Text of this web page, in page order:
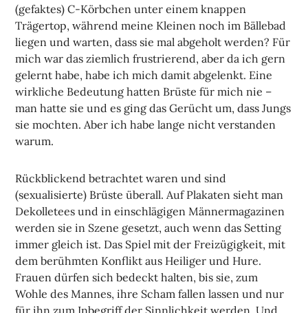
(gefaktes) C-Körbchen unter einem knappen
Trägertop, während meine Kleinen noch im Bällebad
liegen und warten, dass sie mal abgeholt werden? Für
mich war das ziemlich frustrierend, aber da ich gern
gelernt habe, habe ich mich damit abgelenkt. Eine
wirkliche Bedeutung hatten Brüste für mich nie –
man hatte sie und es ging das Gerücht um, dass Jungs
sie mochten. Aber ich habe lange nicht verstanden
warum.
Rückblickend betrachtet waren und sind
(sexualisierte) Brüste überall. Auf Plakaten sieht man
Dekolletees und in einschlägigen Männermagazinen
werden sie in Szene gesetzt, auch wenn das Setting
immer gleich ist. Das Spiel mit der Freizügigkeit, mit
dem berühmten Konflikt aus Heiliger und Hure.
Frauen dürfen sich bedeckt halten, bis sie, zum
Wohle des Mannes, ihre Scham fallen lassen und nur
für ihn zum Inbegriff der Sinnlichkeit werden. Und